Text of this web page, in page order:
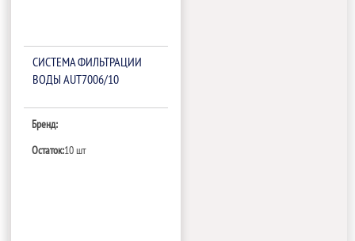
СИСТЕМА ФИЛЬТРАЦИИ
ВОДЫ AUT7006/10
Бренд:
Остаток:10 шт